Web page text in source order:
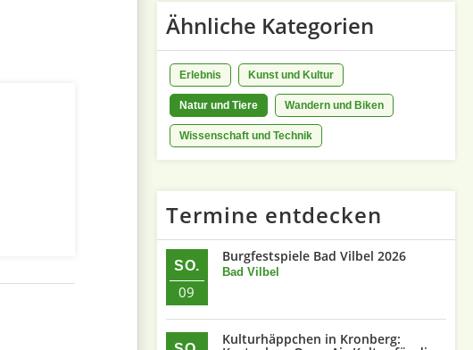
Ähnliche Kategorien
Erlebnis Kunst und Kultur
Natur und Tiere Wandern und Biken
Wissenschaft und Technik
Termine entdecken
SO.
09
Burgfestspiele Bad Vilbel 2026
Bad Vilbel
Kulturhäppchen in Kronberg: